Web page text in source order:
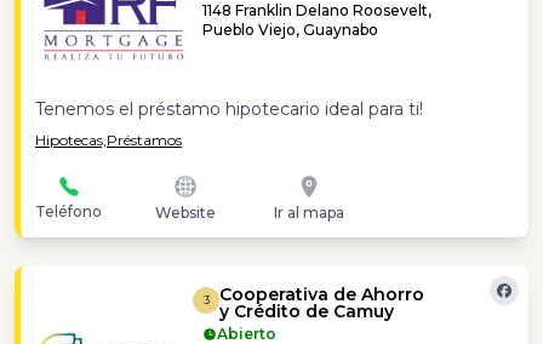
1148 Franklin Delano Roosevelt,
Pueblo Viejo, Guaynabo
Tenemos el préstamo hipotecario ideal para ti!
Hipotecas, Préstamos
Teléfono Website Ir al mapa
3 Cooperativa de Ahorro
y Crédito de Camuy
Abierto